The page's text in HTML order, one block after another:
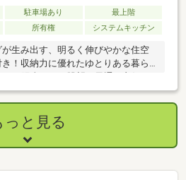
駐車場あり
最上階
所有権 システムキッチン
生み出す、明るく伸びやかな住空
！収納力に優れたゆとりある暮ら
っと見る